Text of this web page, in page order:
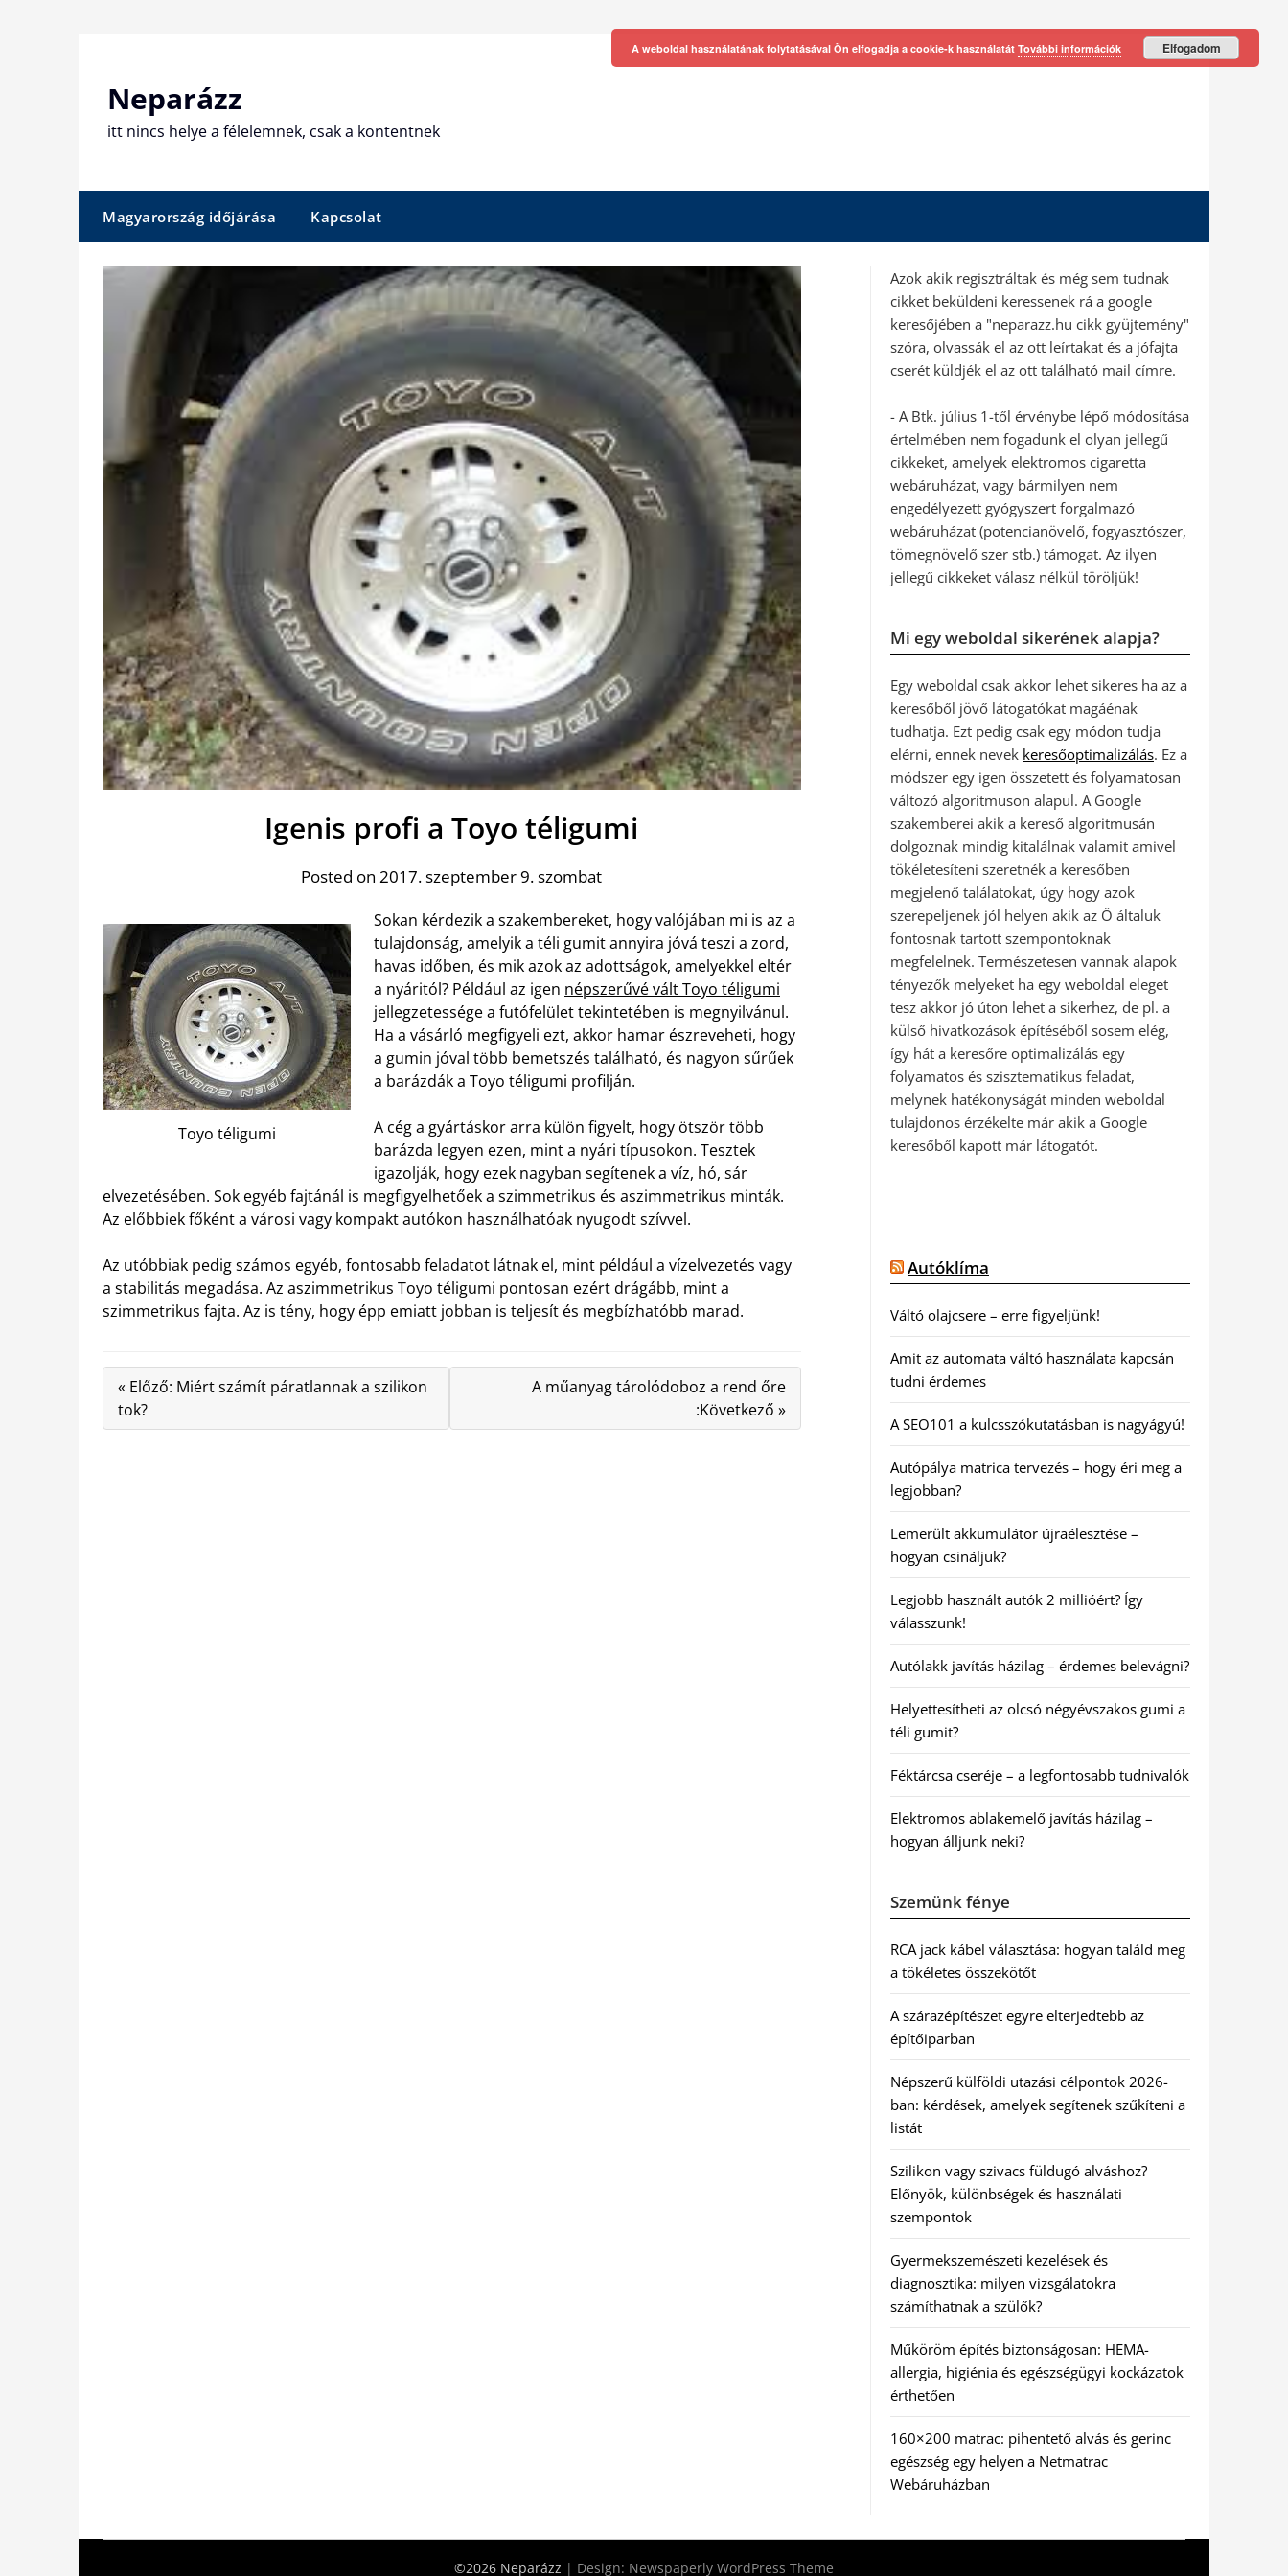
Neparázz
itt nincs helye a félelemnek, csak a kontentnek
Magyarország időjárása Kapcsolat
Igenis profi a Toyo téligumi
Posted on 2017. szeptember 9. szombat
Toyo téligumi
Sokan kérdezik a szakembereket, hogy valójában mi is az a
tulajdonság, amelyik a téli gumit annyira jóvá teszi a zord,
havas időben, és mik azok az adottságok, amelyekkel eltér
a nyáritól? Például az igen népszerűvé vált Toyo téligumi
jellegzetessége a futófelület tekintetében is megnyilvánul.
Ha a vásárló megfigyeli ezt, akkor hamar észreveheti, hogy
a gumin jóval több bemetszés található, és nagyon sűrűek
a barázdák a Toyo téligumi profilján.
A cég a gyártáskor arra külön figyelt, hogy ötször több
barázda legyen ezen, mint a nyári típusokon. Tesztek
igazolják, hogy ezek nagyban segítenek a víz, hó, sár
elvezetésében. Sok egyéb fajtánál is megfigyelhetőek a szimmetrikus és aszimmetrikus minták.
Az előbbiek főként a városi vagy kompakt autókon használhatóak nyugodt szívvel.
Az utóbbiak pedig számos egyéb, fontosabb feladatot látnak el, mint például a vízelvezetés vagy
a stabilitás megadása. Az aszimmetrikus Toyo téligumi pontosan ezért drágább, mint a
szimmetrikus fajta. Az is tény, hogy épp emiatt jobban is teljesít és megbízhatóbb marad.
« Előző: Miért számít páratlannak a szilikon
tok?
A műanyag tárolódoboz a rend őre
:Következő »
Azok akik regisztráltak és még sem tudnak
cikket beküldeni keressenek rá a google
keresőjében a "neparazz.hu cikk gyüjtemény"
szóra, olvassák el az ott leírtakat és a jófajta
cserét küldjék el az ott található mail címre.
- A Btk. július 1-től érvénybe lépő módosítása
értelmében nem fogadunk el olyan jellegű
cikkeket, amelyek elektromos cigaretta
webáruházat, vagy bármilyen nem
engedélyezett gyógyszert forgalmazó
webáruházat (potencianövelő, fogyasztószer,
tömegnövelő szer stb.) támogat. Az ilyen
jellegű cikkeket válasz nélkül töröljük!
Mi egy weboldal sikerének alapja?
Egy weboldal csak akkor lehet sikeres ha az a
keresőből jövő látogatókat magáénak
tudhatja. Ezt pedig csak egy módon tudja
elérni, ennek nevek keresőoptimalizálás. Ez a
módszer egy igen összetett és folyamatosan
változó algoritmuson alapul. A Google
szakemberei akik a kereső algoritmusán
dolgoznak mindig kitalálnak valamit amivel
tökéletesíteni szeretnék a keresőben
megjelenő találatokat, úgy hogy azok
szerepeljenek jól helyen akik az Ő általuk
fontosnak tartott szempontoknak
megfelelnek. Természetesen vannak alapok
tényezők melyeket ha egy weboldal eleget
tesz akkor jó úton lehet a sikerhez, de pl. a
külső hivatkozások építéséből sosem elég,
így hát a keresőre optimalizálás egy
folyamatos és szisztematikus feladat,
melynek hatékonyságát minden weboldal
tulajdonos érzékelte már akik a Google
keresőből kapott már látogatót.
Autóklíma
Váltó olajcsere – erre figyeljünk!
Amit az automata váltó használata kapcsán
tudni érdemes
A SEO101 a kulcsszókutatásban is nagyágyú!
Autópálya matrica tervezés – hogy éri meg a
legjobban?
Lemerült akkumulátor újraélesztése –
hogyan csináljuk?
Legjobb használt autók 2 millióért? Így
válasszunk!
Autólakk javítás házilag – érdemes belevágni?
Helyettesítheti az olcsó négyévszakos gumi a
téli gumit?
Féktárcsa cseréje – a legfontosabb tudnivalók
Elektromos ablakemelő javítás házilag –
hogyan álljunk neki?
Szemünk fénye
RCA jack kábel választása: hogyan találd meg
a tökéletes összekötőt
A szárazépítészet egyre elterjedtebb az
építőiparban
Népszerű külföldi utazási célpontok 2026-
ban: kérdések, amelyek segítenek szűkíteni a
listát
Szilikon vagy szivacs füldugó alváshoz?
Előnyök, különbségek és használati
szempontok
Gyermekszemészeti kezelések és
diagnosztika: milyen vizsgálatokra
számíthatnak a szülők?
Műköröm építés biztonságosan: HEMA-
allergia, higiénia és egészségügyi kockázatok
érthetően
160×200 matrac: pihentető alvás és gerinc
egészség egy helyen a Netmatrac
Webáruházban
©2026 Neparázz | Design: Newspaperly WordPress Theme
A weboldal használatának folytatásával Ön elfogadja a cookie-k használatát További információk Elfogadom